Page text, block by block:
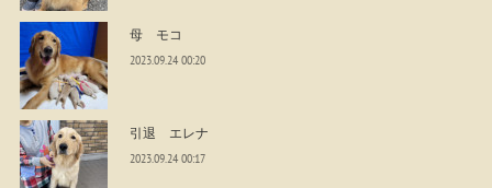
母 モコ
2023.09.24 00:20
引退 エレナ
2023.09.24 00:17